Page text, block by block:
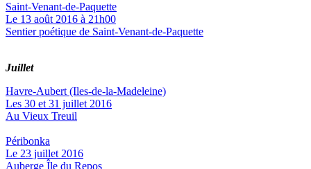
Saint-Venant-de-Paquette
Le 13 août 2016 à 21h00
Sentier poétique de Saint-Venant-de-Paquette
Juillet
Havre-Aubert (Iles-de-la-Madeleine)
Les 30 et 31 juillet 2016
Au Vieux Treuil
Péribonka
Le 23 juillet 2016
Auberge Île du Repos